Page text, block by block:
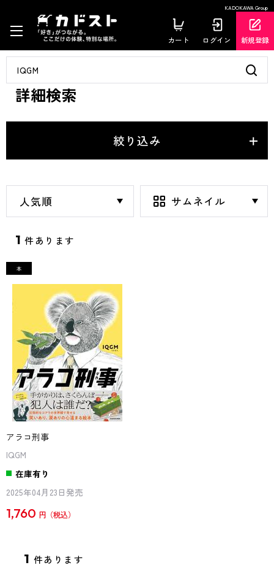
KADOKAWA Group
カート ログイン 新規登録
詳細検索
絞り込み
1 件あります
アラコ刑事
IQGM
在庫有り
2025年04月23日発売
1,760 円
1 件あります